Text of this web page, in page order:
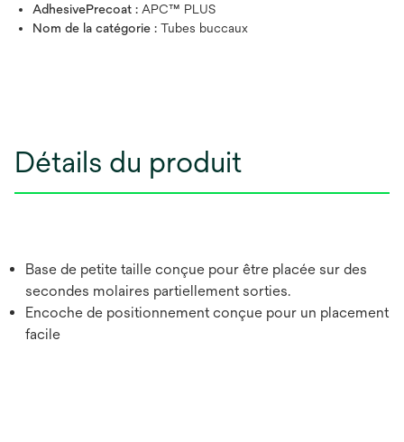
AdhesivePrecoat : APC™ PLUS
Nom de la catégorie : Tubes buccaux
Détails du produit
Base de petite taille conçue pour être placée sur des
secondes molaires partiellement sorties.
Encoche de positionnement conçue pour un placement
facile